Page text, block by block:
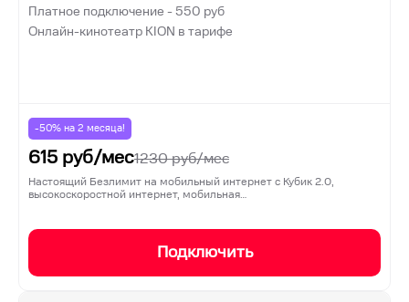
Платное подключение -550 руб
Онлайн-кинотеатр KION в тарифе
-50% на 2 месяца!
615 руб/мес1230руб/мес
Настоящий Безлимит на мобильный интернет с Кубик 2.0,
высокоскоростной интернет, мобильная…
Подключить